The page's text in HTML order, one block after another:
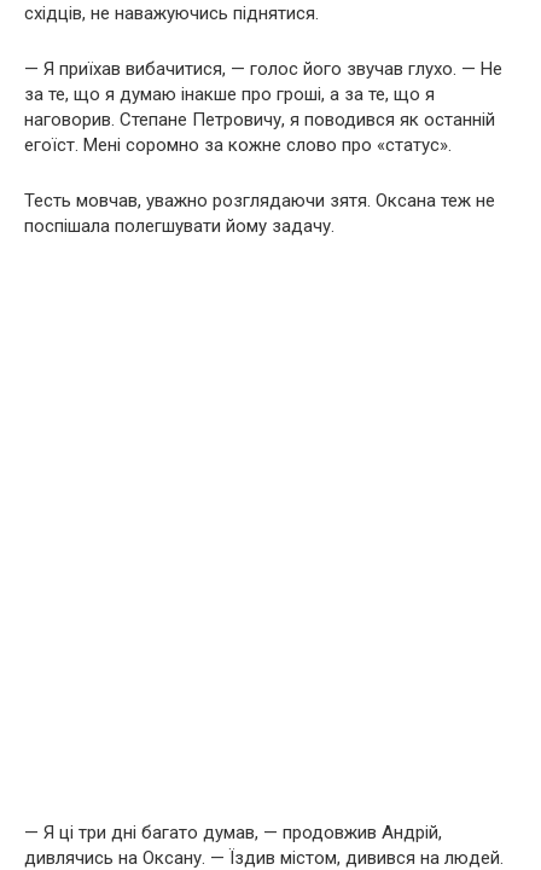
східців, не наважуючись піднятися.
— Я приїхав вибачитися, — голос його звучав глухо. — Не
за те, що я думаю інакше про гроші, а за те, що я
наговорив. Степане Петровичу, я поводився як останній
егоїст. Мені соромно за кожне слово про «статус».
Тесть мовчав, уважно розглядаючи зятя. Оксана теж не
поспішала полегшувати йому задачу.
— Я ці три дні багато думав, — продовжив Андрій,
дивлячись на Оксану. — Їздив містом, дивився на людей.